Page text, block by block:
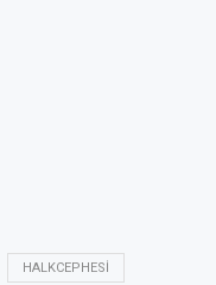
HALKCEPHESI